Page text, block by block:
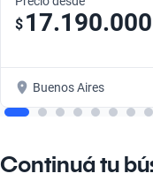
$ 17.190.000
Buenos Aires
Continuá tu